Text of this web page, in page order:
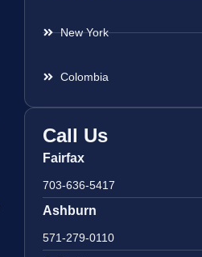
New York
Colombia
Call Us
Fairfax
703-636-5417
Ashburn
571-279-0110